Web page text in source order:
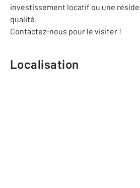
investissement locatif ou une
qualité.
Contactez-nous pour le visiter !
Localisation